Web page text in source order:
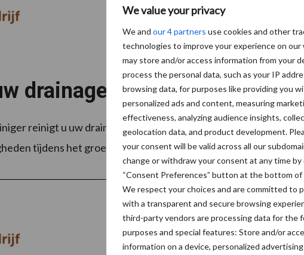
We value your privacy
We and our 4 partners use cookies and other
technologies to improve your experience on
may store and/or access information from your
process the personal data, such as your IP
browsing data, for purposes like providing you
personalized ads and content, measuring
effectiveness, analyzing audience insights,
geolocation data, and product development.
your consent will be valid across all our
change or withdraw your consent at any time
“Consent Preferences” button at the bottom of
We respect your choices and are committed to
with a transparent and secure browsing
third-party vendors are processing data for the
purposes and special features: Store and/or
information on a device, personalized
drainagesysteem snel en
reinigt u uw drainagesysteem eenvoudig voor een goede
tijdens het groeiseizoen optimaal worden of ...Lees meer